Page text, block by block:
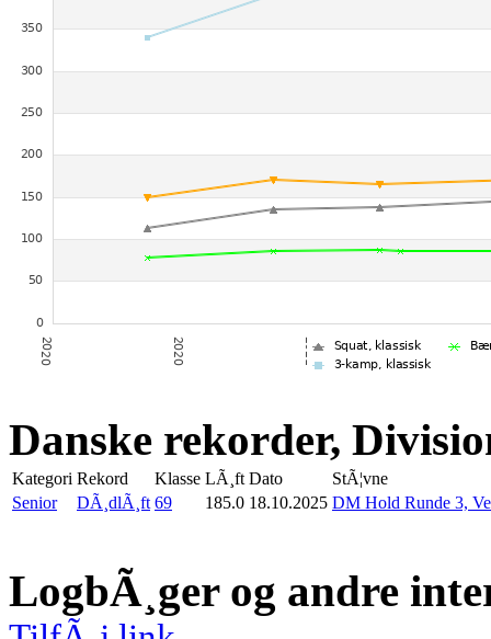
Danske rekorder,
Kategori Rekord Klasse LÃ¸ft Dato
StÃ¦vne
Senior
DÃ¸dlÃ¸ft 69 185.0 18.10.2025 DM Hold Runde 3,
LogbÃ¸ger og andre